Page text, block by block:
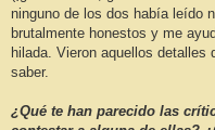
ninguno de los dos había leído
brutalmente honestos y me
hilada. Vieron aquellos detalles
saber.
¿Qué te han parecido las